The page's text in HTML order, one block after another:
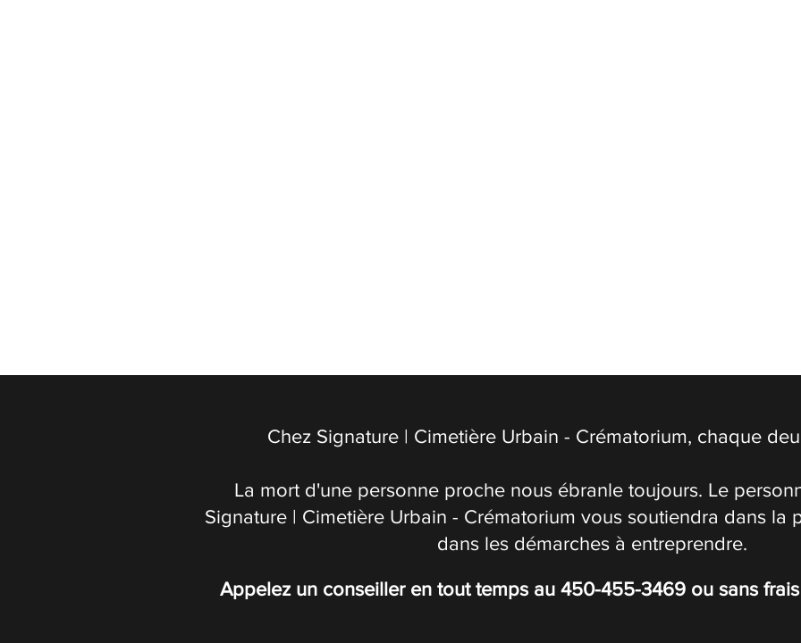
Chez Signature | Cimetière Urbain - Crématorium, chaque
La mort d'une personne proche nous ébranle toujours. Le
Signature | Cimetière Urbain - Crématorium vous soutiendra dans la
dans les démarches à entreprendre.
Appelez un conseiller en tout temps au 450-455-3469ou sans